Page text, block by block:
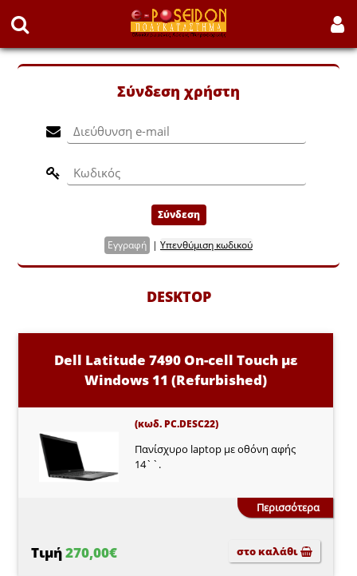
Σύνδεση χρήστη
Σύνδεση
Εγγραφή | Υπενθύμιση κωδικού
DESKTOP
Dell Latitude 7490 On-cell Touch με
Windows 11 (Refurbished)
(κωδ. PC.DESC22)
Πανίσχυρο laptop με οθόνη αφής
14``.
Περισσότερα
Τιμή270,00€ στο καλάθι